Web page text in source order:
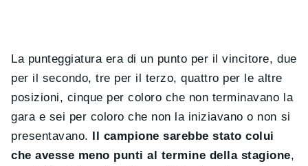
La punteggiatura era di un punto per il vincitore, due
per il secondo, tre per il terzo, quattro per le altre
posizioni, cinque per coloro che non terminavano la
gara e sei per coloro che non la iniziavano o non si
presentavano.
Il campione sarebbe stato colui
che avesse meno punti al termine della stagione,